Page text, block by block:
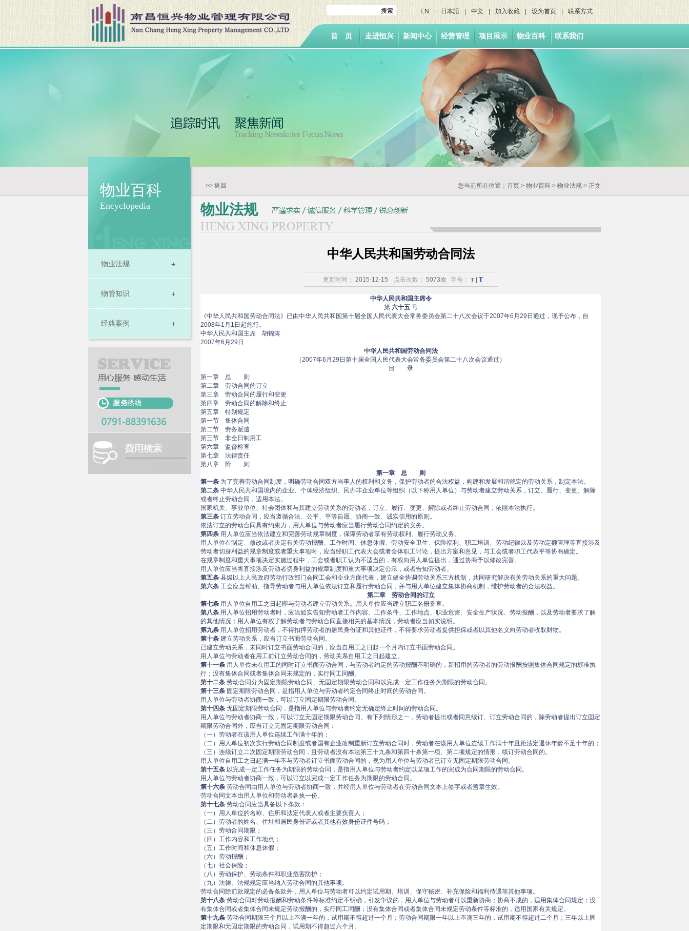
搜索 EN 日本語 中文 加入收藏 设为首页 联系方式
首 页 走进恒兴 新闻中心 经营管理 项目展示 物业百科 联系我们
物业百科
Encyclopedia
物业法规
物管知识
经典案例
>> 返回 您当前所在位置： 首页 > 物业百科 > 物业法规 > 正文
物业法规
中华人民共和国劳动合同法
更新时间： 2015-12-15 点击次数： 5073次 字号： T T
中华人民共和国主席令
第 六十五号
《中华人民共和国劳动合同法》已由中华人民共和国第十届全国人民代表大会常务委员会第二十八次会议于2007年6月29日通过，现予公布，自
2008年1月1日起施行。
中华人民共和国主席 胡锦涛
2007年6月29日
中华人民共和国劳动合同法
（2007年6月29日第十届全国人民代表大会常务委员会第二十八次会议通过）
目 录
第一章 总 则
第二章 劳动合同的订立
第三章 劳动合同的履行和变更
第四章 劳动合同的解除和终止
第五章 特别规定
第一节 集体合同
第二节 劳务派遣
第三节 非全日制用工
第六章 监督检查
第七章 法律责任
第八章 附 则
第一章 总 则
第一条 为了完善劳动合同制度，明确劳动合同双方当事人的权利和义务，保护劳动者的合法权益，构建和发展和谐稳定的劳动关系，制定本法。
第二条 中华人民共和国境内的企业、个体经济组织、民办非企业单位等组织（以下称用人单位）与劳动者建立劳动关系，订立、履行、变更、解除
或者终止劳动合同，适用本法。
国家机关、事业单位、社会团体和与其建立劳动关系的劳动者，订立、履行、变更、解除或者终止劳动合同，依照本法执行。
第三条 订立劳动合同，应当遵循合法、公平、平等自愿、协商一致、诚实信用的原则。
依法订立的劳动合同具有约束力，用人单位与劳动者应当履行劳动合同约定的义务。
第四条 用人单位应当依法建立和完善劳动规章制度，保障劳动者享有劳动权利、履行劳动义务。
用人单位在制定、修改或者决定有关劳动报酬、工作时间、休息休假、劳动安全卫生、保险福利、职工培训、劳动纪律以及劳动定额管理等直接涉及
劳动者切身利益的规章制度或者重大事项时，应当经职工代表大会或者全体职工讨论，提出方案和意见，与工会或者职工代表平等协商确定。
在规章制度和重大事项决定实施过程中，工会或者职工认为不适当的，有权向用人单位提出，通过协商予以修改完善。
用人单位应当将直接涉及劳动者切身利益的规章制度和重大事项决定公示，或者告知劳动者。
第五条 县级以上人民政府劳动行政部门会同工会和企业方面代表，建立健全协调劳动关系三方机制，共同研究解决有关劳动关系的重大问题。
第六条 工会应当帮助、指导劳动者与用人单位依法订立和履行劳动合同，并与用人单位建立集体协商机制，维护劳动者的合法权益。
第二章 劳动合同的订立
第七条 用人单位自用工之日起即与劳动者建立劳动关系。用人单位应当建立职工名册备查。
第八条 用人单位招用劳动者时，应当如实告知劳动者工作内容、工作条件、工作地点、职业危害、安全生产状况、劳动报酬，以及劳动者要求了解
的其他情况；用人单位有权了解劳动者与劳动合同直接相关的基本情况，劳动者应当如实说明。
第九条 用人单位招用劳动者，不得扣押劳动者的居民身份证和其他证件，不得要求劳动者提供担保或者以其他名义向劳动者收取财物。
第十条 建立劳动关系，应当订立书面劳动合同。
已建立劳动关系，未同时订立书面劳动合同的，应当自用工之日起一个月内订立书面劳动合同。
用人单位与劳动者在用工前订立劳动合同的，劳动关系自用工之日起建立。
第十一条 用人单位未在用工的同时订立书面劳动合同，与劳动者约定的劳动报酬不明确的，新招用的劳动者的劳动报酬按照集体合同规定的标准执
行；没有集体合同或者集体合同未规定的，实行同工同酬。
第十二条 劳动合同分为固定期限劳动合同、无固定期限劳动合同和以完成一定工作任务为期限的劳动合同。
第十三条 固定期限劳动合同，是指用人单位与劳动者约定合同终止时间的劳动合同。
用人单位与劳动者协商一致，可以订立固定期限劳动合同。
第十四条 无固定期限劳动合同，是指用人单位与劳动者约定无确定终止时间的劳动合同。
用人单位与劳动者协商一致，可以订立无固定期限劳动合同。有下列情形之一，劳动者提出或者同意续订、订立劳动合同的，除劳动者提出订立固定
期限劳动合同外，应当订立无固定期限劳动合同：
（一）劳动者在该用人单位连续工作满十年的；
（二）用人单位初次实行劳动合同制度或者国有企业改制重新订立劳动合同时，劳动者在该用人单位连续工作满十年且距法定退休年龄不足十年的；
（三）连续订立二次固定期限劳动合同，且劳动者没有本法第三十九条和第四十条第一项、第二项规定的情形，续订劳动合同的。
用人单位自用工之日起满一年不与劳动者订立书面劳动合同的，视为用人单位与劳动者已订立无固定期限劳动合同。
第十五条 以完成一定工作任务为期限的劳动合同，是指用人单位与劳动者约定以某项工作的完成为合同期限的劳动合同。
用人单位与劳动者协商一致，可以订立以完成一定工作任务为期限的劳动合同。
第十六条 劳动合同由用人单位与劳动者协商一致，并经用人单位与劳动者在劳动合同文本上签字或者盖章生效。
劳动合同文本由用人单位和劳动者各执一份。
第十七条 劳动合同应当具备以下条款：
（一）用人单位的名称、住所和法定代表人或者主要负责人；
（二）劳动者的姓名、住址和居民身份证或者其他有效身份证件号码；
（三）劳动合同期限；
（四）工作内容和工作地点；
（五）工作时间和休息休假；
（六）劳动报酬；
（七）社会保险；
（八）劳动保护、劳动条件和职业危害防护；
（九）法律、法规规定应当纳入劳动合同的其他事项。
劳动合同除前款规定的必备条款外，用人单位与劳动者可以约定试用期、培训、保守秘密、补充保险和福利待遇等其他事项。
第十八条 劳动合同对劳动报酬和劳动条件等标准约定不明确，引发争议的，用人单位与劳动者可以重新协商；协商不成的，适用集体合同规定；没
有集体合同或者集体合同未规定劳动报酬的，实行同工同酬；没有集体合同或者集体合同未规定劳动条件等标准的，适用国家有关规定。
第十九条 劳动合同期限三个月以上不满一年的，试用期不得超过一个月；劳动合同期限一年以上不满三年的，试用期不得超过二个月；三年以上固
定期限和无固定期限的劳动合同，试用期不得超过六个月。